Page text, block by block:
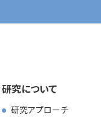
研究について
研究アプローチ